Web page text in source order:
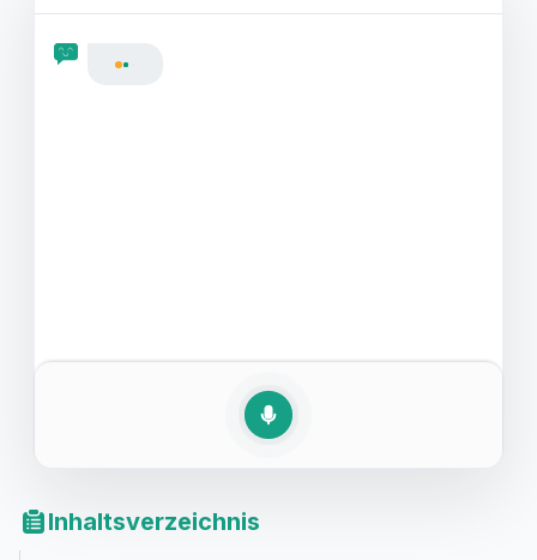
Englischkenntnisse zu verbessern. Indem Sie üben,
Freude über den Erfolg anderer in englischen
Unterhaltungen auszudrücken, werden Sie Ihre
Inhaltsverzeichnis